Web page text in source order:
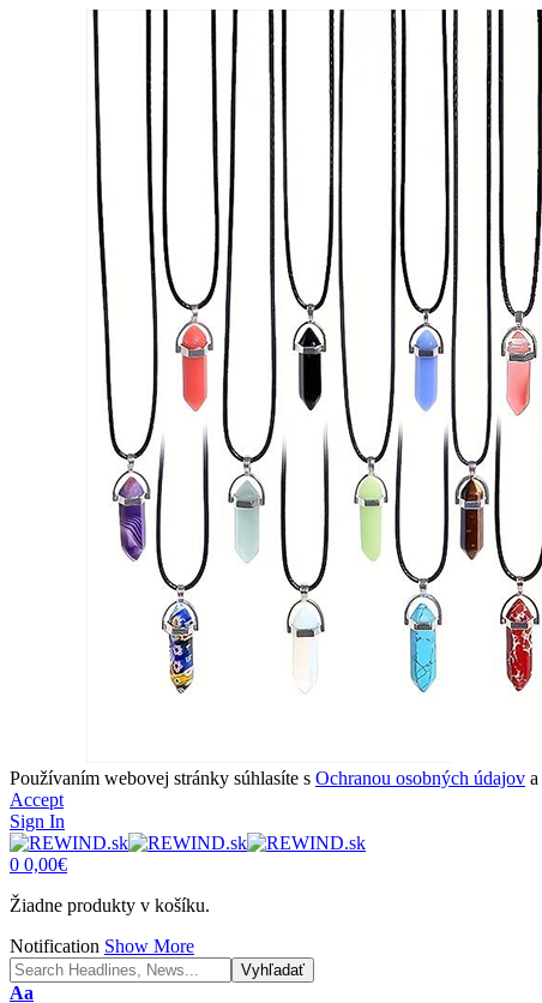
Používaním webovej stránky súhlasíte s Ochranou osobných údajov a
Accept
Sign In
0 0,00€
Žiadne produkty v košíku.
Notification Show More
Font
Aa